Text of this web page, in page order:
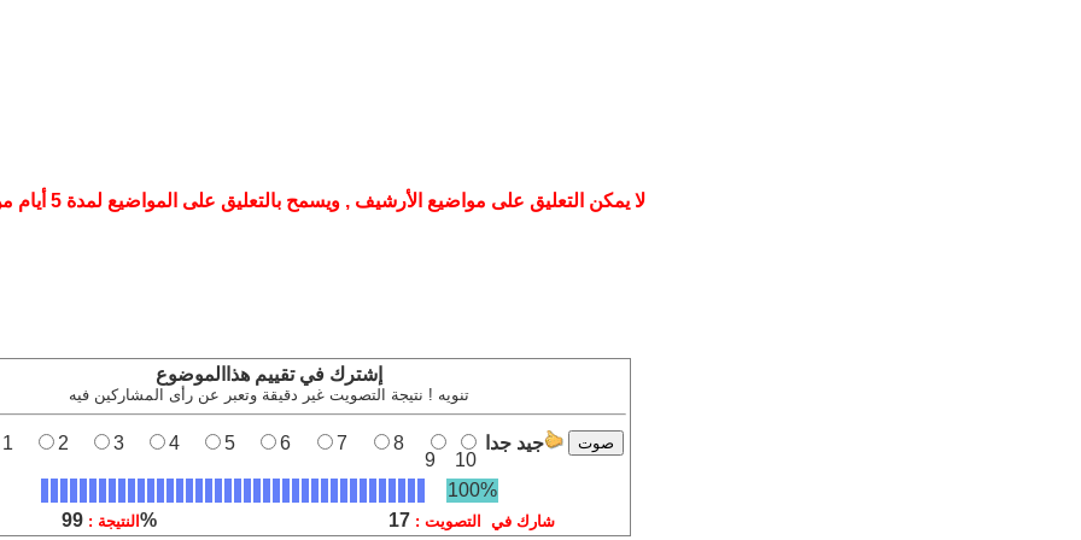
لا يمكن التعليق على مواضيع الأرشيف , ويسمح بالتعليق على المواضيع لمدة 5 أيام من تأريخ نشرها
إشترك في تقييم هذاالموضوع
تنويه ! نتيجة التصويت غير دقيقة وتعبر عن رأى المشاركين فيه
1 2 3 4 5 6 7
8
9
10
جيد جدا
100%
النتيجة : 99% شارك في التصويت : 17